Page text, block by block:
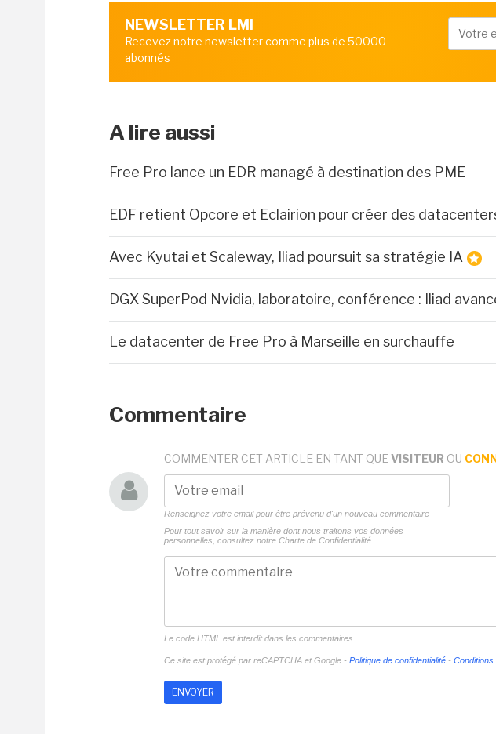
NEWSLETTER LMI
Recevez notre newsletter comme plus de 50000
abonnés
A lire aussi
Free Pro lance un EDR managé à destination des PME
EDF retient Opcore et Eclairion pour créer des
Avec Kyutai et Scaleway, Iliad poursuit sa stratégie IA
DGX SuperPod Nvidia, laboratoire, conférence : Iliad
Le datacenter de Free Pro à Marseille en surchauffe
Commentaire
COMMENTER CET ARTICLE EN TANT QUE VISITEUR OU
Renseignez votre email pour être prévenu d'un nouveau commentaire
Pour tout savoir sur la manière dont nous traitons vos données
personnelles, consultez notre Charte de Confidentialité.
Le code HTML est interdit dans les commentaires
Ce site est protégé par reCAPTCHA et Google - Politique de confidentialité - Conditions